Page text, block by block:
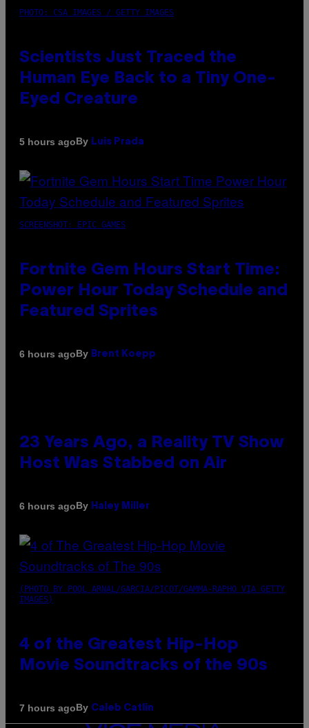
PHOTO: CSA IMAGES / GETTY IMAGES
Scientists Just Traced the
Human Eye Back to a Tiny One-
Eyed Creature
5 hours agoBy Luis Prada
SCREENSHOT: EPIC GAMES
Fortnite Gem Hours Start Time:
Power Hour Today Schedule and
Featured Sprites
6 hours agoBy Brent Koepp
23 Years Ago, a Reality TV Show
Host Was Stabbed on Air
6 hours agoBy Haley Miller
(PHOTO BY POOL ARNAL/GARCIA/PICOT/GAMMA-RAPHO VIA GETTY
IMAGES)
4 of the Greatest Hip-Hop
Movie Soundtracks of the 90s
7 hours agoBy Caleb Catlin